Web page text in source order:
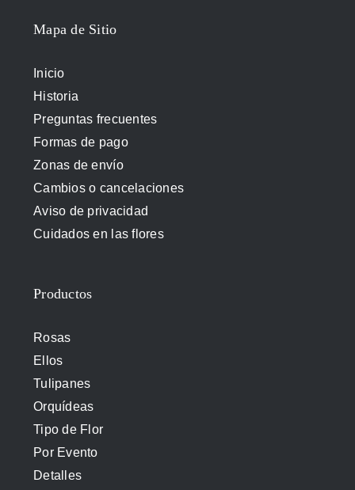
Mapa de Sitio
Inicio
Historia
Preguntas frecuentes
Formas de pago
Zonas de envío
Cambios o cancelaciones
Aviso de privacidad
Cuidados en las flores
Productos
Rosas
Ellos
Tulipanes
Orquídeas
Tipo de Flor
Por Evento
Detalles